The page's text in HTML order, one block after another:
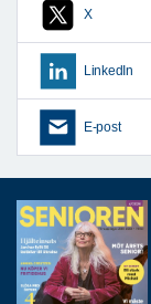
X
LinkedIn
E-post